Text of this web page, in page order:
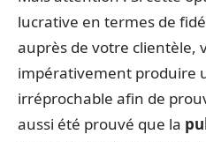
lucrative en termes de
auprès de votre clientèle,
impérativement produire
irréprochable afin de
aussi été prouvé que la